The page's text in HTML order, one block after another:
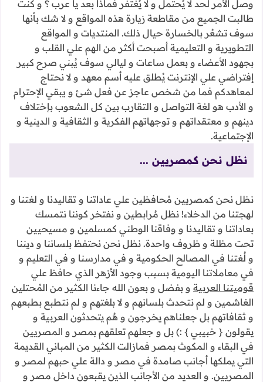
وصل الأمر لحد لا يُحتمل و لا يُغتفر فماذا بعد يا عرب ؟ و كنت
طالبت الجميع من مقاطعة زيارة هذه المواقع و لا شك بأنها
سوف تشعُر بالخسارة حيال ذلك. المنتديات و المواقع
التطويرية و التعليمية أصبحت أكثر من الهم علي القلب و
بجهود الأعضاء و بعمل ساعات و ليالي سوف يُبني صرح كبير
إفتراضي علي الإنترنت يُطلق عليه أسم معهد و لا نحتاج
لمعاهدكم فما من شخص عاجز عن فعل شئ و يبقي الإحترام
و الأدب هو لغة التواصل و التقارب بين كل الشعوب بإختلاف
دينهم و معتقداتهم و توجهاتهم الفكرية و الثقافية و الدينية و
الإجتماعية.
نظل نحن كمصريين ...
نظل نحن كمصريين مُحافظين علي عاداتنا و تقاليدنا و لغتنا و
لهجتنا من الدخلاء! نظل مُرابطين و نفتخر كوننا نتمسك
بعاداتنا و تقاليدنا و وفاقنا الوطني كمسلمين و مسيحيين
تحت مظلة و ظروف واحدة. نظل نحن نحتفظ بلساننا و ديننا
و لُغتنا في المصالح الحكومية و في مدارسنا و في التعليم و
في معاملاتنا اليومية بسبب وجود الأزهر الذي حافظ علي
قوميتنا العربية و بفضل و بعون الله جاءنا الكثير من المُحتلين
الغاشمين و لم نتحدث بلسانهم و لا بلغتهم و لم نتطبع بطبعهم
و ثقافاتهم بل جعلناهم يخرجون و هُم يتحدثون العربية و
يقولون { خبيبي } :) بل و جعلهم تعلقهم بمصر و المصريين
في البقاء و المكوث بمصر فمازالت الكثير من المباني القديمة
التي يملكها أجانب صامدة في مصر و دالة علي حبهم لمصر و
المصريين. و العديد من الأجانب الذين يقبعون داخل مصر و